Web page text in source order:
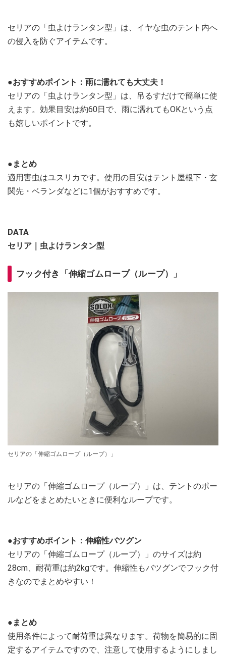
セリアの「虫よけランタン型」は、イヤな虫のテント内へ
の侵入を防ぐアイテムです。
●おすすめポイント：雨に濡れても大丈夫！
セリアの「虫よけランタン型」は、吊るすだけで簡単に使
えます。効果目安は約60日で、雨に濡れてもOKという点
も嬉しいポイントです。
●まとめ
適用害虫はユスリカです。使用の目安はテント屋根下・玄
関先・ベランダなどに1個がおすすめです。
DATA
セリア｜虫よけランタン型
フック付き「伸縮ゴムロープ（ループ）」
セリアの「伸縮ゴムロープ（ループ）」
セリアの「伸縮ゴムロープ（ループ）」は、テントのポー
ルなどをまとめたいときに便利なループです。
●おすすめポイント：伸縮性バツグン
セリアの「伸縮ゴムロープ（ループ）」のサイズは約
28cm、耐荷重は約2kgです。伸縮性もバツグンでフック付
きなのでまとめやすい！
●まとめ
使用条件によって耐荷重は異なります。荷物を簡易的に固
定するアイテムですので、注意して使用するようにしまし